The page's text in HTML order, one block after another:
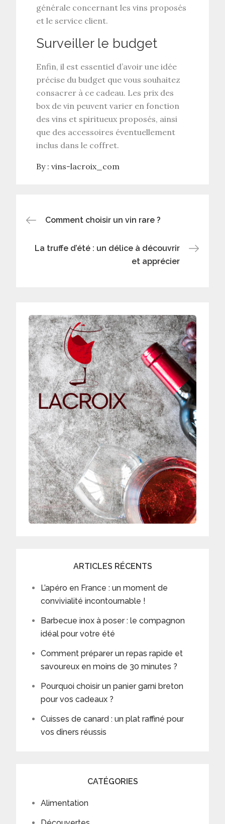
générale concernant les vins proposés
et le service client.
Surveiller le budget
Enfin, il est essentiel d’avoir une idée
précise du budget que vous souhaitez
consacrer à ce cadeau. Les prix des
box de vin peuvent varier en fonction
des vins et spiritueux proposés, ainsi
que des accessoires éventuellement
inclus dans le coffret.
By :vins-lacroix_com
Navigation
de
Comment choisir un vin rare ?
La truffe d’été : un délice à découvrir
et apprécier
ARTICLES RÉCENTS
L’apéro en France : un moment de
convivialité incontournable !
Barbecue inox à poser : le compagnon
idéal pour votre été
Comment préparer un repas rapide et
savoureux en moins de 30 minutes ?
Pourquoi choisir un panier garni breton
pour vos cadeaux ?
Cuisses de canard : un plat raffiné pour
vos dîners réussis
CATÉGORIES
Alimentation